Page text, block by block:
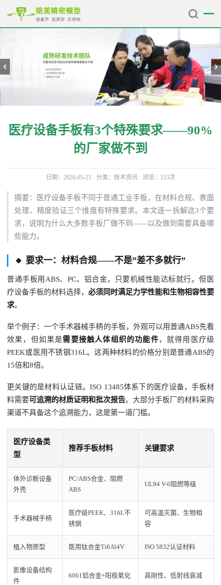
医疗设备手板有3个特殊要求——90%
的厂家做不到
日期：2026-05-25 分类： 技术资讯 浏览：153次
摘要：医疗设备手板不同于普通工业手板，在材料合规、表面
处理、精度验证三个维度有特殊要求。本文逐一拆解这3个要
求，说明为什么大多数手板厂做不到——以及做到需要具备哪
些能力。
🔸 要求一：材料合规——不是”差不多就行”
普通手板用ABS、PC、铝合金，只要机械性能达标就行。但医
疗设备手板的材料选择， 必须同时满足力学性能和生物相容性要
求。
举个例子：一个手术器械手柄的手板，外观可以用普通ABS先看
效果，但如果是需要接触人体组织的功能件，就得用医疗级
PEEK或医用不锈钢316L。这两种材料的价格分别是普通ABS的
15倍和8倍。
更关键的是材料认证链。ISO 13485体系下的医疗设备，手板材
料需要可追溯的材质证明和批次报告。大部分手板厂的材料采购
渠道不具备这个追溯能力，这是第一道门槛。
医疗设备类
型
推荐手板材料 关键要求
体外诊断设备
外壳
PC/ABS合金、阻燃
ABS
UL94 V-0阻燃等级
手术器械手柄
医疗级PEEK、316L不
锈钢
可高温灭菌、生物相
容
植入物原型 医用钛合金Ti6Al4V ISO 5832认证材料
影像设备结构
件
6061铝合金+阳极氧化 高刚性、低射线衰减